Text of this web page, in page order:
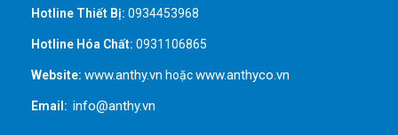
Hotline Thiết Bị: 0934453968
Hotline Hóa Chất: 0931106865
Website: www.anthy.vn hoặcwww.anthyco.vn
Email: info@anthy.vn